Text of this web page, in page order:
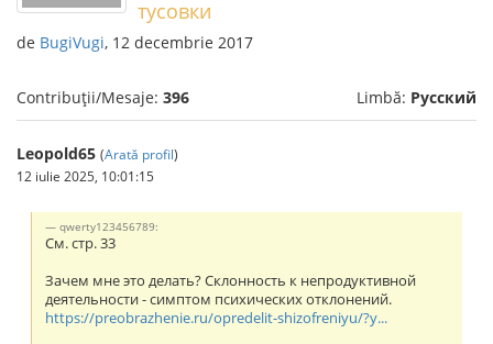
тусовки
de BugiVugi, 12 decembrie 2017
Contribuții/Mesaje: 396 Limbă: Русский
Leopold65 (Arată profil)
12 iulie 2025, 10:01:15
qwerty123456789:
См. стр. 33
Зачем мне это делать? Склонность к непродуктивной
деятельности - симптом психических отклонений.
https://preobrazhenie.ru/opredelit-shizofreniyu/?y...